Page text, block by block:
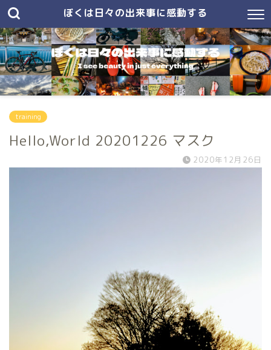
ぼくは日々の出来事に感動する
training
Hello,World 20201226 マスク
2020年12月26日